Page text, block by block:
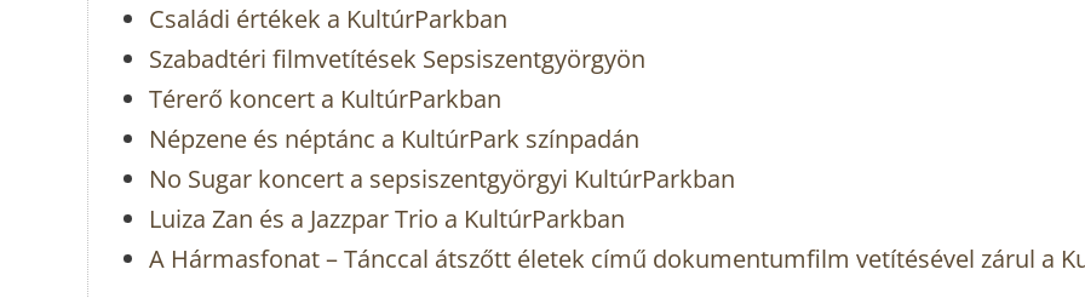
Családi értékek a KultúrParkban
Szabadtéri filmvetítések Sepsiszentgyörgyön
Térerő koncert a KultúrParkban
Népzene és néptánc a KultúrPark színpadán
No Sugar koncert a sepsiszentgyörgyi KultúrParkban
Luiza Zan és a Jazzpar Trio a KultúrParkban
A Hármasfonat – Tánccal átszőtt életek című dokumentumfilm vetítésével zárul a